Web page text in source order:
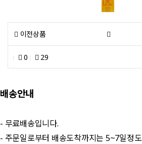
이전상품
0 29
배송안내
- 무료배송입니다.
- 주문일로부터 배송도착까지는 5~7일정